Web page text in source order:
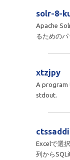
solr-8-
Apache
るためのパ
xtzjpy
A program
stdout.
Excelで選
列から